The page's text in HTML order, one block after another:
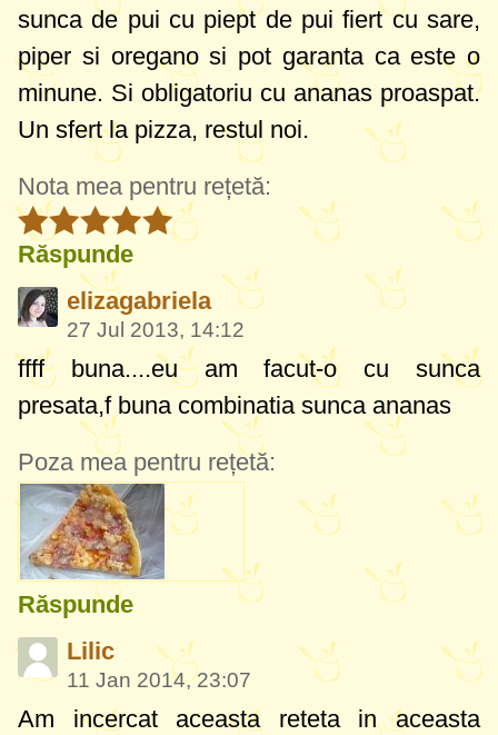
sunca de pui cu piept de pui fiert cu sare,
piper si oregano si pot garanta ca este o
minune. Si obligatoriu cu ananas proaspat.
Un sfert la pizza, restul noi.
Nota mea pentru rețetă:
Răspunde
elizagabriela
27 Jul 2013, 14:12
ffff buna....eu am facut-o cu sunca
presata,f buna combinatia sunca ananas
Poza mea pentru rețetă:
Răspunde
Lilic
11 Jan 2014, 23:07
Am incercat aceasta reteta in aceasta